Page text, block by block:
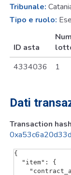
Tribunale:
Tipo e ruolo:
ID asta
4334036
1
Dati
Transaction
{
  "item": {